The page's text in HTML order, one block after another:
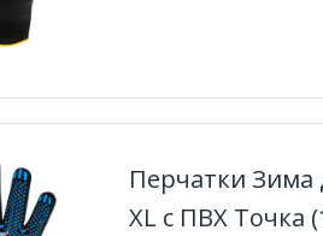
Перчатки Зима
XL с ПВХ Точка